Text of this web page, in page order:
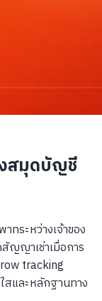
สมุดบัญชี
ระหว่างเจ้าของ
ญญาเช่าเมื่อการ
tracking
สและหลักฐานทาง